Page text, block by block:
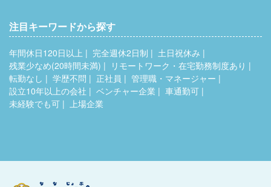
注目キーワードから探す
年間休日120日以上 完全週休2日制
土日祝休み
残業少なめ(20時間未満)
リモートワーク・在宅勤務制度あり
転勤なし
学歴不問 正社員
管理職・マネージャー
設立10年以上の会社
ベンチャー企業
車通勤可
未経験でも可
上場企業